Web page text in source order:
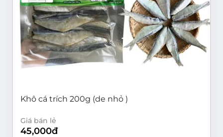
Khô cá trích 200g (de nhỏ )
Giá bán lẻ
45,000đ